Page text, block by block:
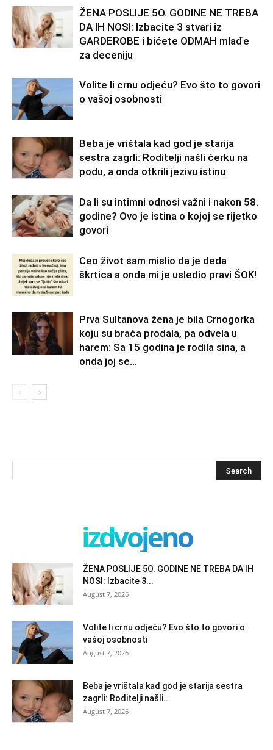
ŽENA POSLIJE 5O. GODINE NE TREBA
DA IH NOSI: Izbacite 3 stvari iz
GARDEROBE i bićete ODMAH mlađe
za deceniju
Volite li crnu odjeću? Evo što to govori
o vašoj osobnosti
Beba je vrištala kad god je starija
sestra zagrli: Roditelji našli ćerku na
podu, a onda otkrili jezivu istinu
Da li su intimni odnosi važni i nakon 58.
godine? Ovo je istina o kojoj se rijetko
govori
Ceo život sam mislio da je deda
škrtica a onda mi je usledio pravi ŠOK!
Prva Sultanova žena je bila Crnogorka
koju su braća prodala, pa odvela u
harem: Sa 15 godina je rodila sina, a
onda joj se...
izdvojeno
ŽENA POSLIJE 5O. GODINE NE TREBA DA IH
NOSI: Izbacite 3...
August 7, 2026
Volite li crnu odjeću? Evo što to govori o
vašoj osobnosti
August 7, 2026
Beba je vrištala kad god je starija sestra
zagrli: Roditelji našli...
August 7, 2026